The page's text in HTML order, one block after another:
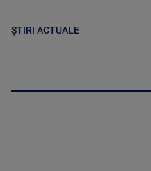
ȘTIRI ACTUALE